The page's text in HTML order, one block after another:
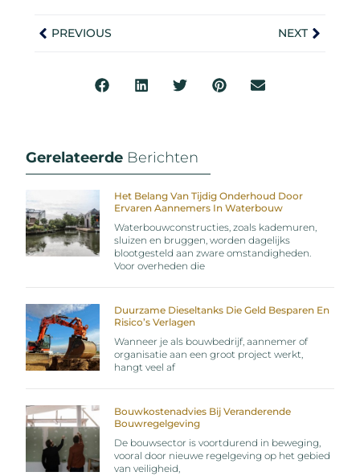
PREVIOUS NEXT
Gerelateerde Berichten
Het Belang Van Tijdig Onderhoud Door
Ervaren Aannemers In Waterbouw
Waterbouwconstructies, zoals kademuren,
sluizen en bruggen, worden dagelijks
blootgesteld aan zware omstandigheden.
Voor overheden die
Duurzame Dieseltanks Die Geld Besparen En
Risico’s Verlagen
Wanneer je als bouwbedrijf, aannemer of
organisatie aan een groot project werkt,
hangt veel af
Bouwkostenadvies Bij Veranderende
Bouwregelgeving
De bouwsector is voortdurend in beweging,
vooral door nieuwe regelgeving op het gebied
van veiligheid,